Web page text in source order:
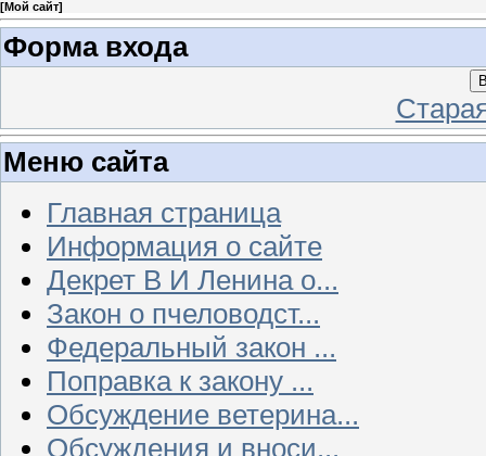
[Мой сайт]
Форма входа
Меню сайта
Главная страница
Информация о сайте
Декрет В И Ленина о...
Закон о пчеловодст...
Федеральный закон ...
Поправка к закону ...
Обсуждение ветерина...
Обсуждения и вноси...